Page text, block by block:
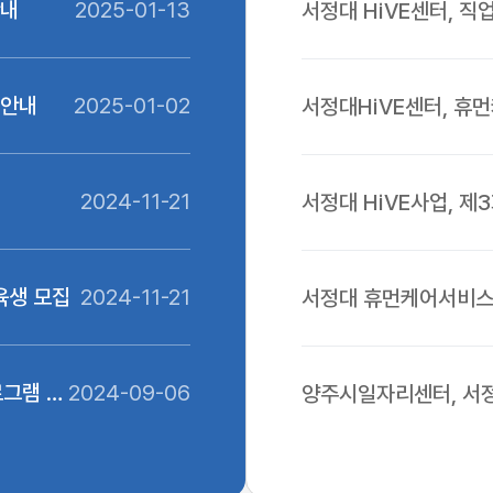
2025-01-13
내 2025-01-02
2024-11-21
모집 2024-11-21
램 신 2024-09-06
서정대 HiVE센터, 직
서정대HiVE센터, 휴
서정대 HiVE사업, 제
서정대 휴먼케어서비
양주시일자리센터, 서